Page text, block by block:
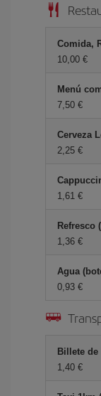
Comida,
10,00
Menú
7,50
Cerveza
2,25
1,61
Refresco
1,36
Agua
0,93
Billete de
1,40